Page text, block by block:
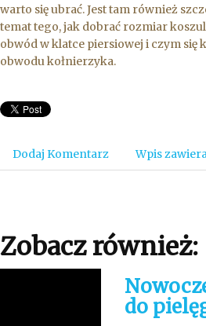
warto się ubrać. Jest tam również
temat tego, jak dobrać rozmiar
obwód w klatce piersiowej i czym się
obwodu kołnierzyka.
Dodaj Komentarz Wpis
Zobacz również:
do